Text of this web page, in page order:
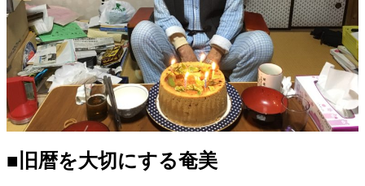
■旧暦を大切にする奄美